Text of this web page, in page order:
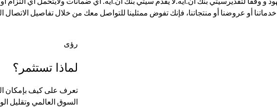
أو عروضنا أو منتجاتنا، فإنك تفوض ممثلينا للتواصل معك من خلال تفاصيل
رؤى
لماذا تستثمر؟
تعرف على كيف بإمكان
السوق العالمي وتقليل